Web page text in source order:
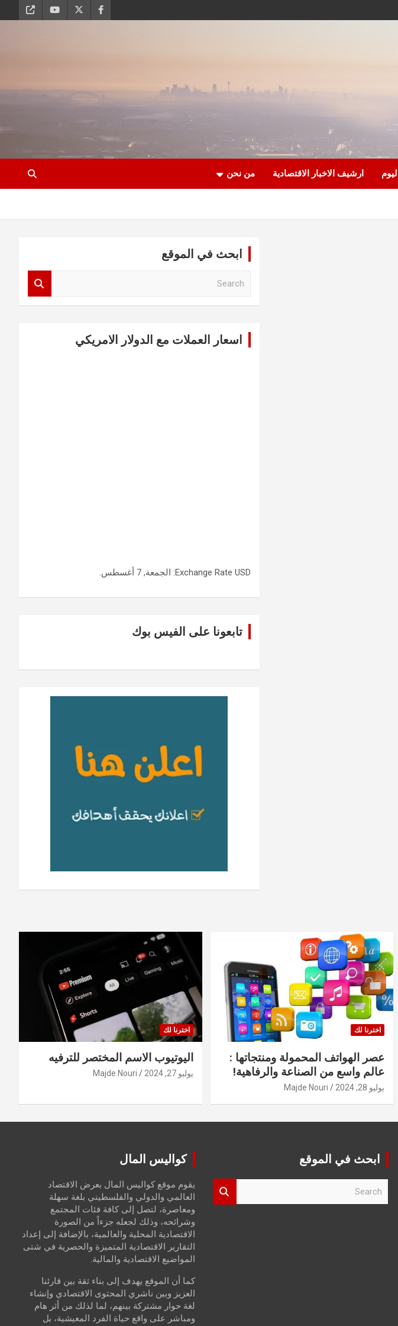
ارشيف الاخبار الاقتصادية من نحن
ابحث في الموقع
اسعار العملات مع الدولار الامريكي
Exchange Rate USD : الجمعة, 7 أغسطس.
تابعونا على الفيس بوك
اخترنا لك
عصر الهواتف المحمولة ومنتجاتها :
عالم واسع من الصناعة والرفاهية!
يوليو 28, 2024 Majde Nouri
اخترنا لك
اليوتيوب الاسم المختصر للترفيه
يوليو 27, 2024 Majde Nouri
ابحث في الموقع كواليس المال
يقوم موقع كواليس المال بعرض الاقتصاد
العالمي والدولي والفلسطيني بلغة سهلة
ومعاصرة، لتصل إلى كافة فئات المجتمع
وشرائحه، وذلك لجعله جزءاً من الصورة
الاقتصادية المحلية والعالمية، بالإضافة إلى إعداد
التقارير الاقتصادية المتميزة والحصرية في شتى
المواضيع الاقتصادية والمالية.
كما أن الموقع يهدف إلى بناء ثقة بين قارئنا
العزيز وبين ناشري المحتوى الاقتصادي وإنشاء
لغة حوار مشتركة بينهم، لما لذلك من أثر هام
ومباشر على واقع حياة الفرد المعيشية، بل